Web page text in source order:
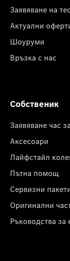
Заявяване на
Актуални
Шоуруми
Връзка с нас
Собственик
Заявяване час
Аксесоари
Лайфстайл
Пътна помощ
Сервизни
Оригинални
Ръководства за